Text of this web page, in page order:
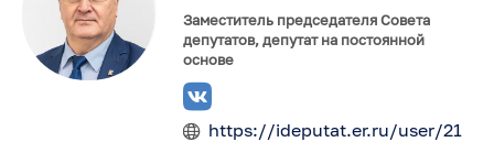
Заместитель председателя Совета
депутатов, депутат на постоянной
основе
https://ideputat.er.ru/user/21